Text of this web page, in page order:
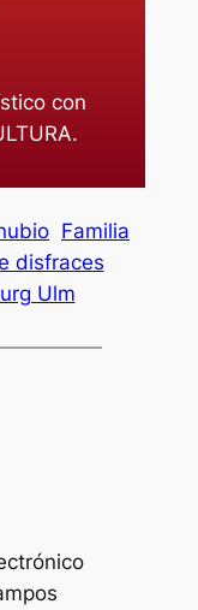
con
Familia
disfraces
Ulm